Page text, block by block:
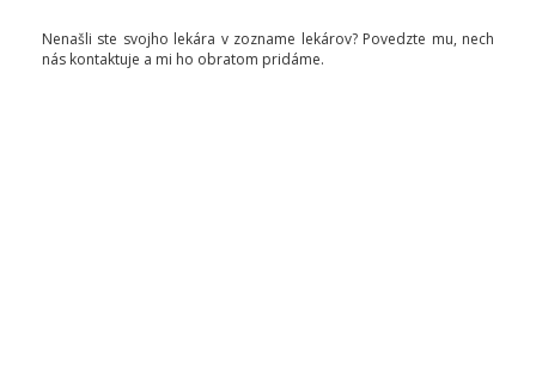
Nenašli ste svojho lekára v zozname lekárov? Povedzte mu, nech
nás kontaktuje a mi ho obratom pridáme.